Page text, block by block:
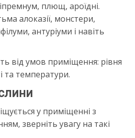
плющ, ароїдні.
алоказії, монстери,
антуріуми і навіть
від умов приміщення: рівня
та температури.
у приміщенні з
зверніть увагу на такі